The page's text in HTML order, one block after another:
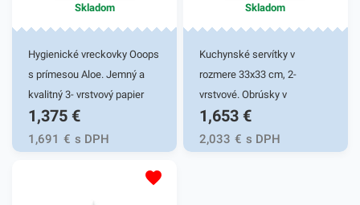
Skladom
Hygienické vreckovky Ooops
s prímesou Aloe. Jemný a
kvalitný 3- vrstvový papier
pre šetrný kontakt s
pokožkou. Balené po 10 ks.
1,375 €
1,691 € s DPH
Skladom
Kuchynské servítky v
rozmere 33x33 cm, 2-
vrstvové. Obrúsky v
žltozelenej farbe v balení
50ks. Používajú sa v
reštauráciách, v
1,653 €
2,033 € s DPH